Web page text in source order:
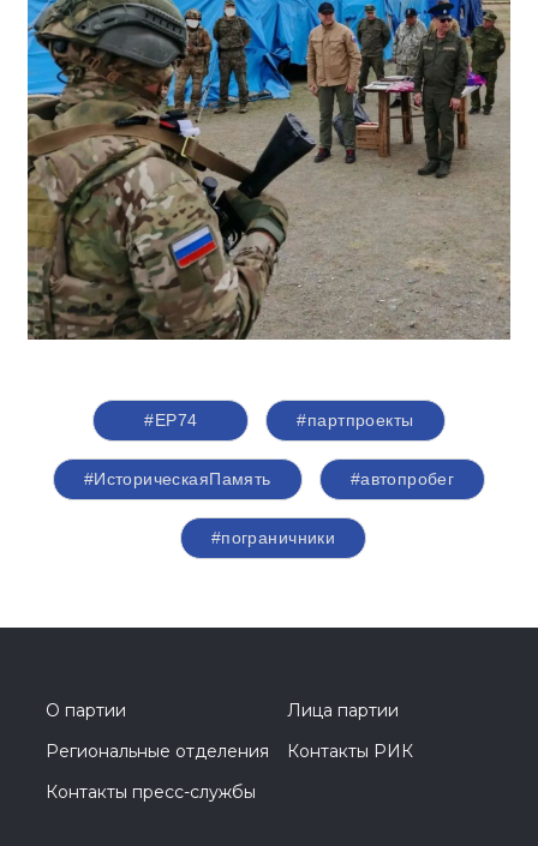
#ЕР74 #партпроекты
#ИсторическаяПамять #автопробег
#пограничники
О партии
Лица партии
Региональные отделения
Контакты РИК
Контакты пресс-службы